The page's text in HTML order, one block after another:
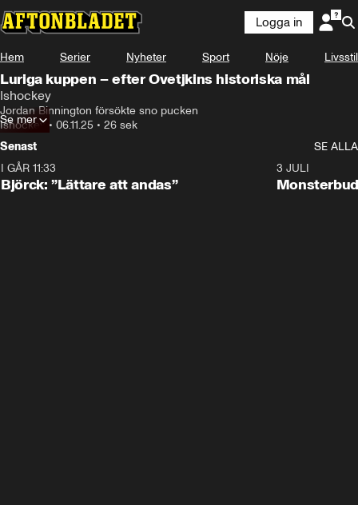
Logga in
Hem Serier Nyheter Sport Nöje Livsstil
Luriga kuppen – efter Ovetjkins historiska mål
Ishockey
Jordan Binnington försökte sno pucken
Ishockey• 06.11.25 • 26 sek
Se mer
Senast
SE ALLA
I GÅR 11:33
Björck: ”Lättare att andas”
3 JULI